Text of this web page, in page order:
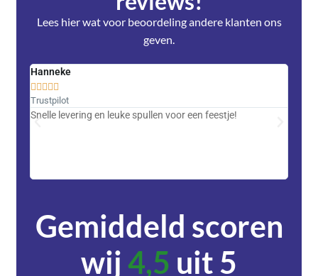
Lees hier wat voor beoordeling andere klanten ons
geven.
Hanneke
    
Trustpilot
Snelle levering en leuke spullen voor een feestje!
Gemiddeld scoren
wij4,5 uit 5